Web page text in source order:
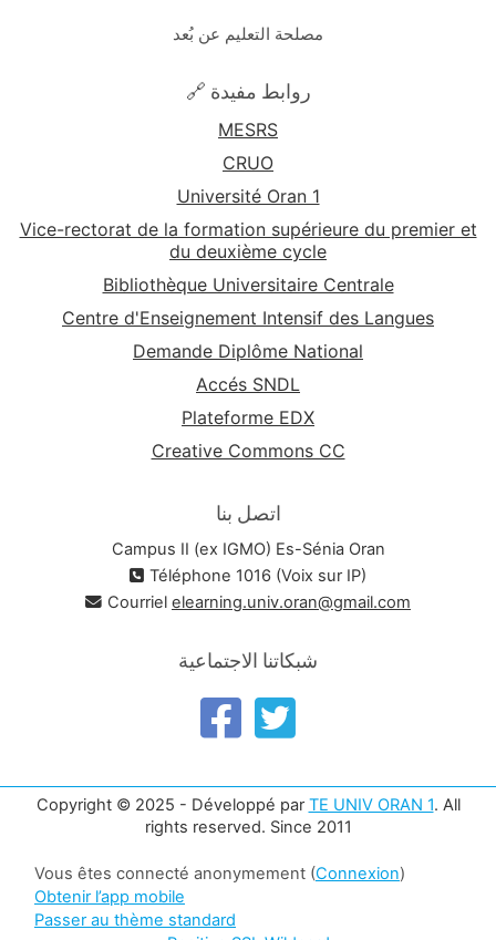
مصلحة التعليم عن بُعد
🔗 روابط مفيدة
MESRS
CRUO
Université Oran 1
Vice-rectorat de la formation supérieure du premier et
du deuxième cycle
Bibliothèque Universitaire Centrale
Centre d'Enseignement Intensif des Langues
Demande Diplôme National
Accés SNDL
Plateforme EDX
Creative Commons CC
اتصل بنا
Campus II (ex IGMO) Es-Sénia Oran
Téléphone 1016 (Voix sur IP)
Courriel elearning.univ.oran@gmail.com
شبكاتنا الاجتماعية
Copyright © 2025 - Développé par TE UNIV ORAN 1. All
rights reserved. Since 2011
Vous êtes connecté anonymement (Connexion)
Obtenir l’app mobile
Passer au thème standard